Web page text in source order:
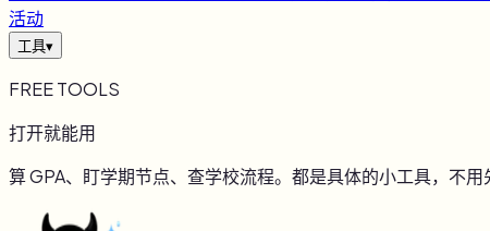
活动
工具▾
FREE TOOLS
打开就能用
算 GPA、盯学期节点、查学校流程。都是具体的小工具，不用